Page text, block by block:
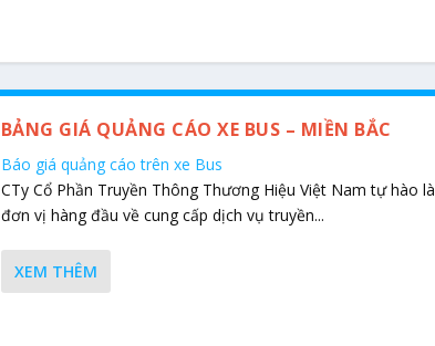
BẢNG GIÁ QUẢNG CÁO XE BUS – MIỀN BẮC
Báo giá quảng cáo trên xe Bus
CTy Cổ Phần Truyền Thông Thương Hiệu Việt Nam tự hào là
đơn vị hàng đầu về cung cấp dịch vụ truyền...
XEM THÊM